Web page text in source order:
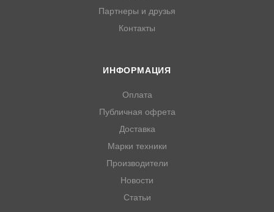
Партнеры и друзья
Контакты
ИНФОРМАЦИЯ
Оплата
Публичная офрета
Доставка
Марки техники
Производители
Новости
Статьи